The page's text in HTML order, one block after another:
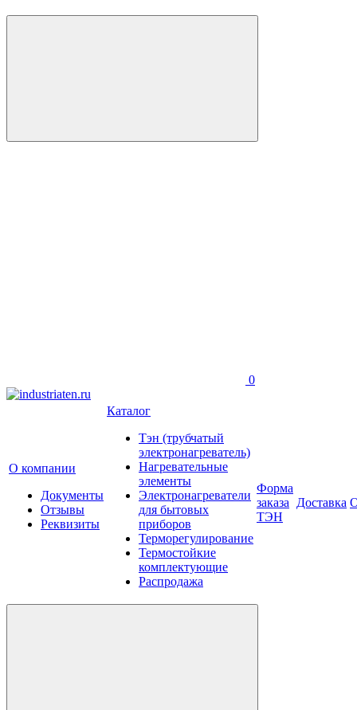
0
О компании
Документы
Отзывы
Реквизиты
Каталог
Тэн (трубчатый
электронагреватель)
Нагревательные
элементы
Электронагреватели
для бытовых
приборов
Терморегулирование
Термостойкие
комплектующие
Распродажа
Форма
заказа
ТЭН
Доставка